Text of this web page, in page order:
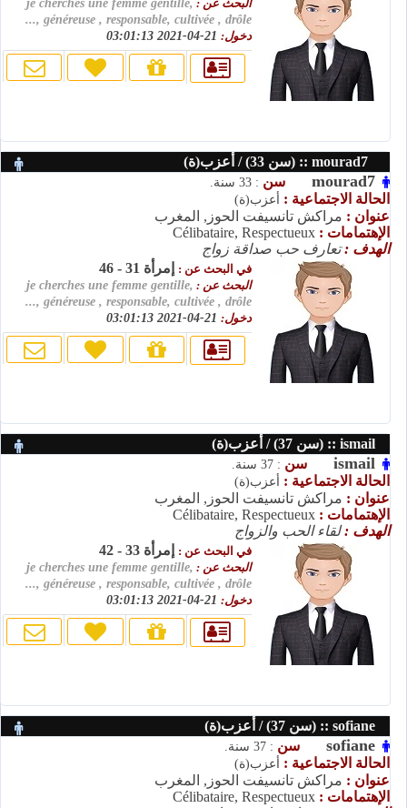
البحث عن : je cherches une femme gentille,
généreuse , responsable, cultivée , drôle ,...
دخول:
mourad7 سن : 33 سنة.
الحالة الاجتماعية : أعزب(ة)
عنوان : مراكش تانسيفت الحوز, المغرب
الإهتمامات : Célibataire, Respectueux
الهدف :تعارف حب صداقة زواج
في البحث عن : إمرأة 31 - 46
البحث عن : je cherches une femme gentille,
généreuse , responsable, cultivée , drôle ,...
دخول:
ismail سن : 37 سنة.
الحالة الاجتماعية : أعزب(ة)
عنوان : مراكش تانسيفت الحوز, المغرب
الإهتمامات : Célibataire, Respectueux
الهدف :لقاء الحب والزواج
في البحث عن : إمرأة 33 - 42
البحث عن : je cherches une femme gentille,
généreuse , responsable, cultivée , drôle ,...
دخول:
sofiane سن : 37 سنة.
الحالة الاجتماعية : أعزب(ة)
عنوان : مراكش تانسيفت الحوز, المغرب
الإهتمامات : Célibataire, Respectueux